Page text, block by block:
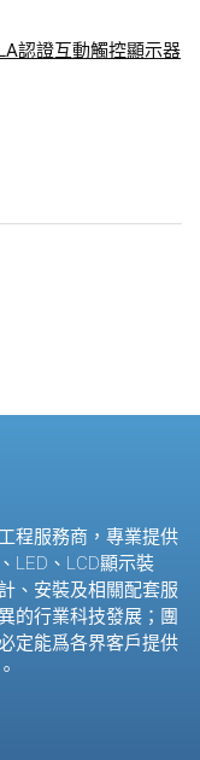
認證互動觸控顯示器
程服務商，專業提供
LED 、 LCD顯示裝
、安裝及相關配套服
的行業科技發展；團
定能爲各界客戶提供